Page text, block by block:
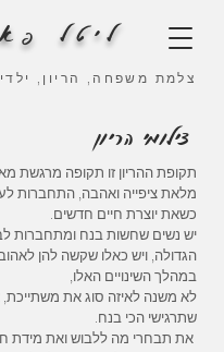
ליטל
צלמת משפחה, הריון,
צילומי הריון
תקופת ההריון זו תקופה מרגשת
מלאת ציפייה ואהבה, התחברות
כשאת יוצרת חיים חדשים.​
יש נשים שחשות בנח ומתחברות
הגדולה, ויש כאלו שקשה להן
במהלך השינויים האלו,
לא משנה לאיזה סוג את
שתרגישי הכי בנח.
את תבחרי מה ללבוש ואת מידת